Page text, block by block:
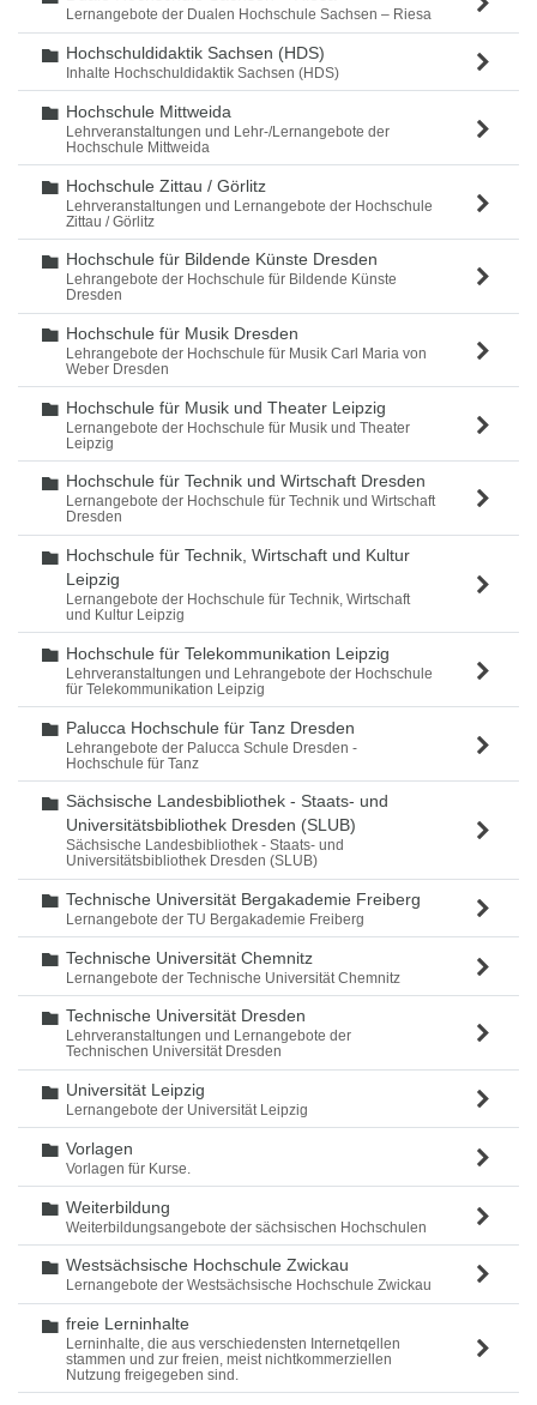
Lernangebote der Dualen Hochschule Sachsen – Riesa
Ordner
Hochschuldidaktik Sachsen (HDS)
Inhalte Hochschuldidaktik Sachsen (HDS)
Ordner
Hochschule Mittweida
Lehrveranstaltungen und Lehr-/Lernangebote der
Hochschule Mittweida
Ordner
Hochschule Zittau / Görlitz
Lehrveranstaltungen und Lernangebote der Hochschule
Zittau / Görlitz
Ordner
Hochschule für Bildende Künste Dresden
Lehrangebote der Hochschule für Bildende Künste
Dresden
Ordner
Hochschule für Musik Dresden
Lehrangebote der Hochschule für Musik Carl Maria von
Weber Dresden
Ordner
Hochschule für Musik und Theater Leipzig
Lernangebote der Hochschule für Musik und Theater
Leipzig
Ordner
Hochschule für Technik und Wirtschaft Dresden
Lernangebote der Hochschule für Technik und Wirtschaft
Dresden
Ordner
Hochschule für Technik, Wirtschaft und Kultur
Leipzig
Lernangebote der Hochschule für Technik, Wirtschaft
und Kultur Leipzig
Ordner
Hochschule für Telekommunikation Leipzig
Lehrveranstaltungen und Lehrangebote der Hochschule
für Telekommunikation Leipzig
Ordner
Palucca Hochschule für Tanz Dresden
Lehrangebote der Palucca Schule Dresden -
Hochschule für Tanz
Ordner
Sächsische Landesbibliothek - Staats- und
Universitätsbibliothek Dresden (SLUB)
Sächsische Landesbibliothek - Staats- und
Universitätsbibliothek Dresden (SLUB)
Ordner
Technische Universität Bergakademie Freiberg
Lernangebote der TU Bergakademie Freiberg
Ordner
Technische Universität Chemnitz
Lernangebote der Technische Universität Chemnitz
Ordner
Technische Universität Dresden
Lehrveranstaltungen und Lernangebote der
Technischen Universität Dresden
Ordner
Universität Leipzig
Lernangebote der Universität Leipzig
Ordner
Vorlagen
Vorlagen für Kurse.
Ordner
Weiterbildung
Weiterbildungsangebote der sächsischen Hochschulen
Ordner
Westsächsische Hochschule Zwickau
Lernangebote der Westsächsische Hochschule Zwickau
Ordner
freie Lerninhalte
Lerninhalte, die aus verschiedensten Internetqellen
stammen und zur freien, meist nichtkommerziellen
Nutzung freigegeben sind.